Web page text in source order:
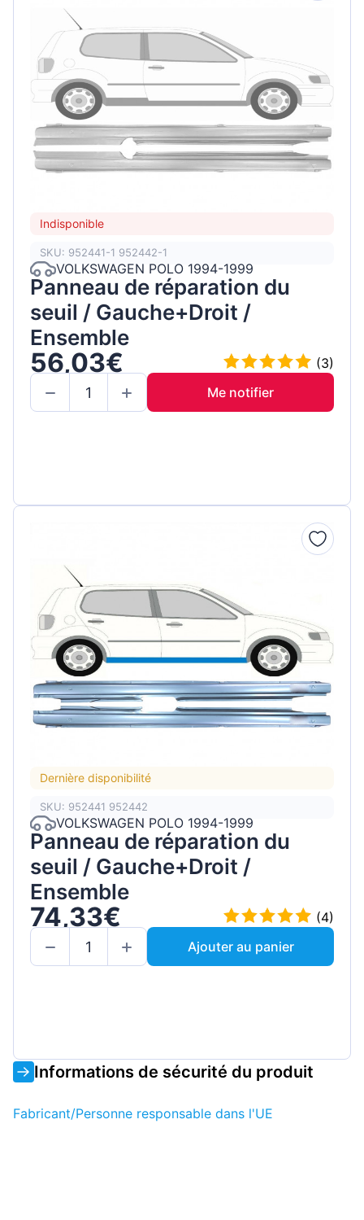
Indisponible
SKU: 952441-1 952442-1
VOLKSWAGEN POLO 1994-1999
Panneau de réparation du
seuil / Gauche+Droit /
Ensemble
56,03€
(3)
Me notifier
Dernière disponibilité
SKU: 952441 952442
VOLKSWAGEN POLO 1994-1999
Panneau de réparation du
seuil / Gauche+Droit /
Ensemble
74,33€
(4)
Ajouter au panier
Informations de sécurité du produit
Fabricant/Personne responsable dans l'UE